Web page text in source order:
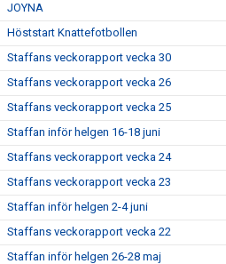
JOYNA
Höststart Knattefotbollen
Staffans veckorapport vecka 30
Staffans veckorapport vecka 26
Staffans veckorapport vecka 25
Staffan inför helgen 16-18 juni
Staffans veckorapport vecka 24
Staffans veckorapport vecka 23
Staffan inför helgen 2-4 juni
Staffans veckorapport vecka 22
Staffan inför helgen 26-28 maj